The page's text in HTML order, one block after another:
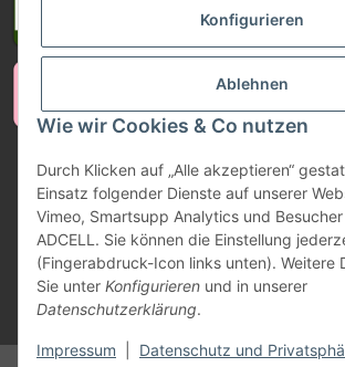
Konfigurieren
Ablehnen
Wie wir Cookies & Co nutzen
Durch Klicken auf „Alle akzeptieren“
Einsatz folgender Dienste auf unserer
Vimeo, Smartsupp Analytics und
ADCELL. Sie können die Einstellung
(Fingerabdruck-Icon links unten). Weitere
Sie unter Konfigurieren und in unserer
Datenschutzerklärung.
Impressum Datenschutz und
Vertrag widerrufen
* Alle Preise inkl. gesetzlicher USt., zzgl.